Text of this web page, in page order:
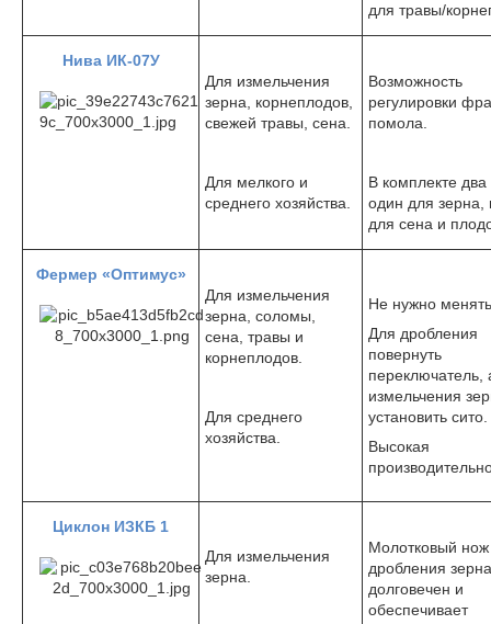
для травы/
Нива ИК-07У
Для измельчения
зерна, корнеплодов,
свежей травы, сена.
Для мелкого и
среднего хозяйства.
Возможность
регулировки
помола.
В комплекте
один для зерна,
для сена и
Фермер «Оптимус»
Для измельчения
зерна, соломы,
сена, травы и
корнеплодов.
Для среднего
хозяйства.
Не нужно
Для дробления
повернуть
переключатель,
измельчения
установить сито.
Высокая
Циклон ИЗКБ 1
Для измельчения
зерна.
Молотковый
дробления
долговечен и
обеспечивает